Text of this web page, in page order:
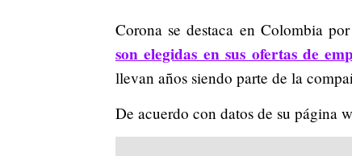
Corona se destaca en Colombia
son elegidas en sus ofertas de
llevan años siendo parte de la
De acuerdo con datos de su página